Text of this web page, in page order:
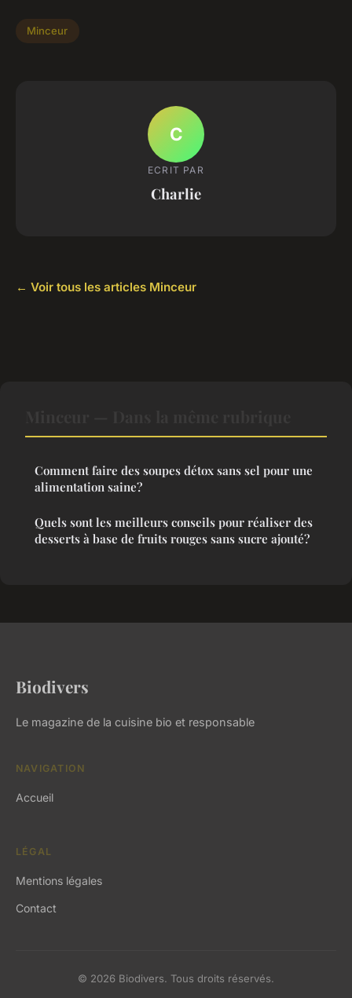
Minceur
C
ECRIT PAR
Charlie
← Voir tous les articles Minceur
Comment faire des soupes détox sans sel pour une
alimentation saine?
Quels sont les meilleurs conseils pour réaliser des
desserts à base de fruits rouges sans sucre ajouté?
Biodivers
Le magazine de la cuisine bio et responsable
NAVIGATION
Accueil
LÉGAL
Mentions légales
Contact
© 2026 Biodivers. Tous droits réservés.